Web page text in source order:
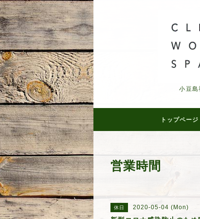
小豆島
トップページ
営業時間
休日 2020-05-04 (Mon)